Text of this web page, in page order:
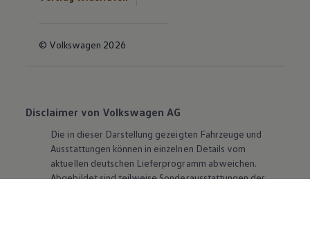
© Volkswagen 2026
Disclaimer von Volkswagen AG
Die in dieser Darstellung gezeigten Fahrzeuge und
Ausstattungen können in einzelnen Details vom
aktuellen deutschen Lieferprogramm abweichen.
Abgebildet sind teilweise Sonderausstattungen der